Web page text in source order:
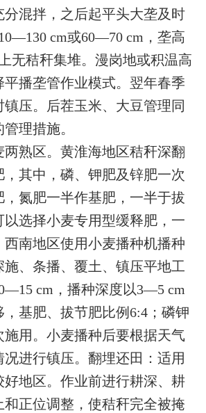
分混拌，之后起平头大垄及时
cm或60—70 cm，垄高
无秸秆集堆。漫岗地或积温高
平播垄管作业模式。翌年春季
镇压。后茬玉米、大豆管理同
理措施。
区。黄淮海地区秸秆深翻
其中，磷、钾肥及锌肥一次
氮肥一半作基肥，一半于拔
选择小麦专用型缓释肥，一
西南地区使用小麦播种机播种
施、条播、覆土、镇压平地工
cm，播种深度以3—5 cm
基肥、拔节肥比例6:4；磷钾
施用。小麦播种后要根据天气
进行镇压。翻埋还田：适用
好地区。作业前进行耕深、耕
正位调整，使秸秆完全被掩